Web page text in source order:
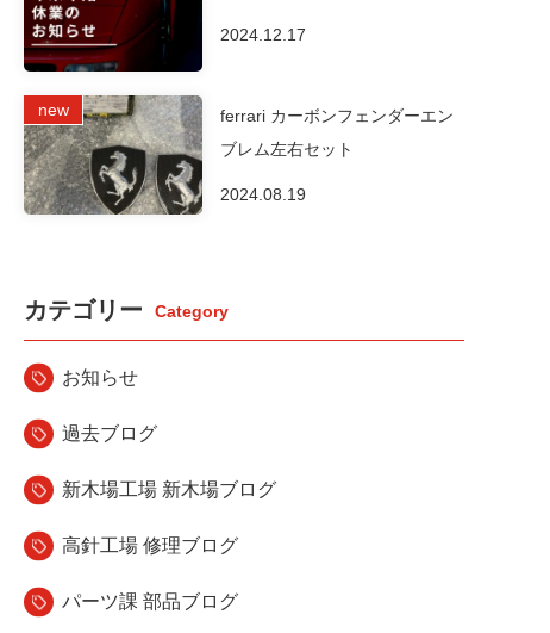
2024.12.17
ferrari カーボンフェンダーエン
ブレム左右セット
2024.08.19
カテゴリー
お知らせ
過去ブログ
新木場工場 新木場ブログ
高針工場 修理ブログ
パーツ課 部品ブログ